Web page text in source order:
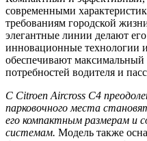
современными
требованиям городской
элегантные линии делают
инновационные технологии
обеспечивают максимальный
потребностей водителя и
С Citroen Aircross C4
парковочного места
его компактным размерам и
системам. Модель также